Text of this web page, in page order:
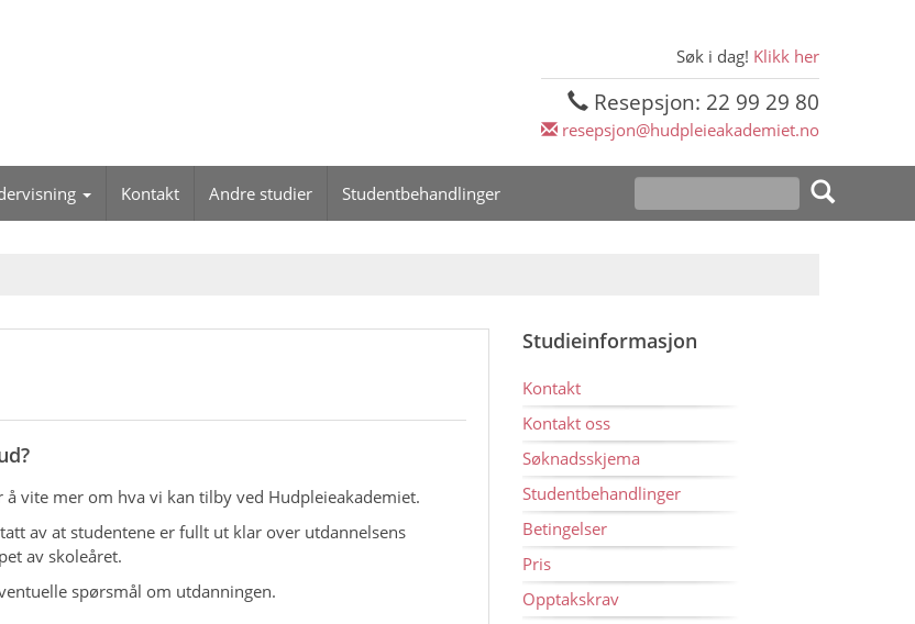
Søk i dag! Klikk her
Resepsjon: 22 99 29 80
resepsjon@hudpleieakademiet.no
Kontakt Andre studier Studentbehandlinger
vite mer om hva vi kan tilby ved Hudpleieakademiet.
av at studentene er fullt ut klar over utdannelsens
av skoleåret.
spørsmål om utdanningen.
Studieinformasjon
Kontakt
Kontakt oss
Søknadsskjema
Studentbehandlinger
Betingelser
Pris
Opptakskrav